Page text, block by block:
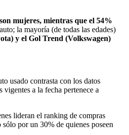
mujeres, mientras que el 54%
la mayoría (de todas las edades)
y el Gol Trend (Volkswagen)
usado contrasta con los datos
a la fecha pertenece a
lideran el ranking de compras
por un 30% de quienes poseen